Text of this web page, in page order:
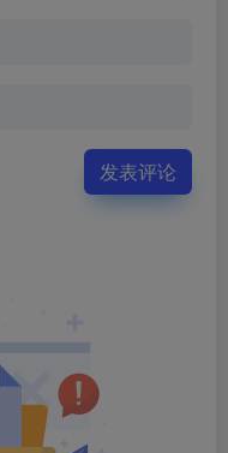
发表评论